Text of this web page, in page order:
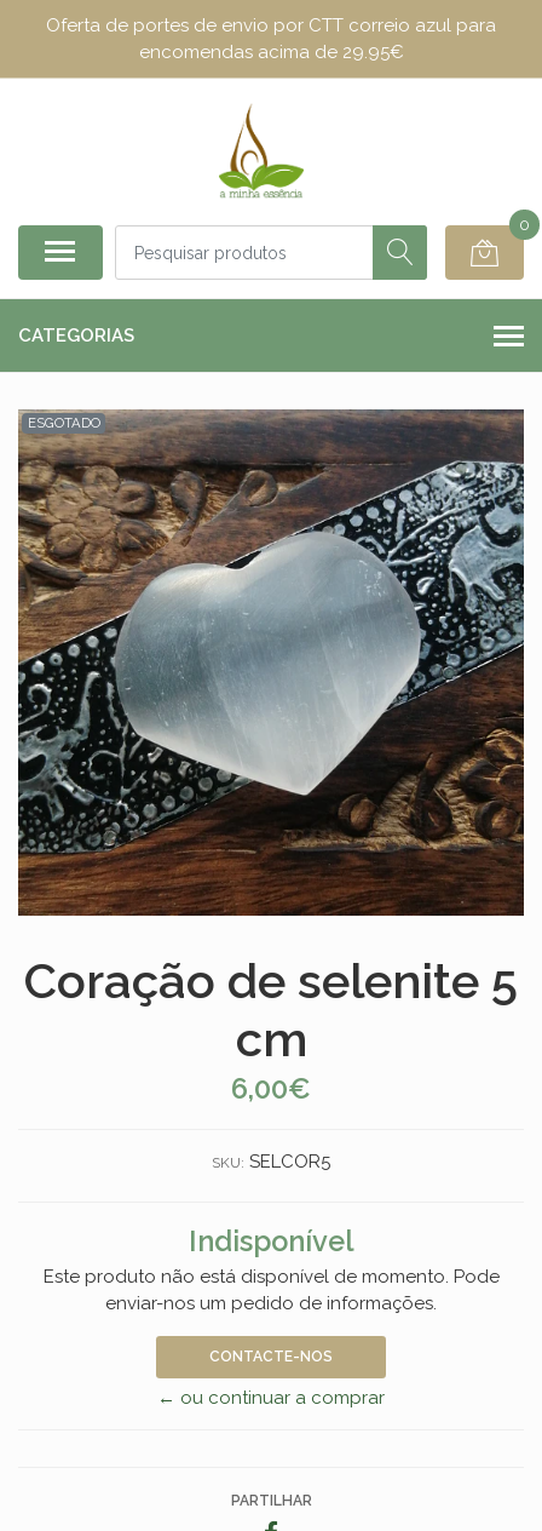
Oferta de portes de envio por CTT correio azul para
encomendas acima de 29.95€
0
CATEGORIAS
ESGOTADO
Coração de selenite 5
cm
6,00€
SKU: SELCOR5
Indisponível
Este produto não está disponível de momento. Pode
enviar-nos um pedido de informações.
CONTACTE-NOS
← ou continuar a comprar
PARTILHAR